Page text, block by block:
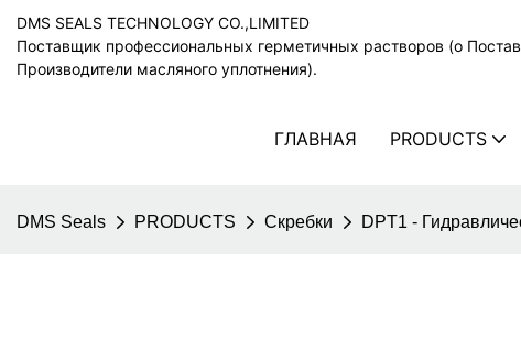
DMS SEALS TECHNOLOGY CO.,LIMITED
Поставщик профессиональных герметичных растворов (o
Производители масляного уплотнения).
ГЛАВНАЯ PRODUCTS
DMS Seals PRODUCTS Скребки DPT1 -